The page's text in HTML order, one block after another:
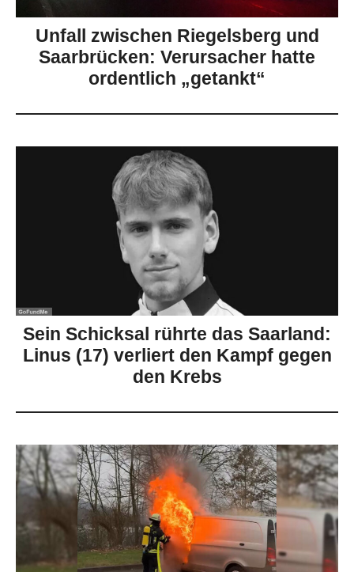
Unfall zwischen Riegelsberg und
Saarbrücken: Verursacher hatte
ordentlich „getankt“
Sein Schicksal rührte das Saarland:
Linus (17) verliert den Kampf gegen
den Krebs